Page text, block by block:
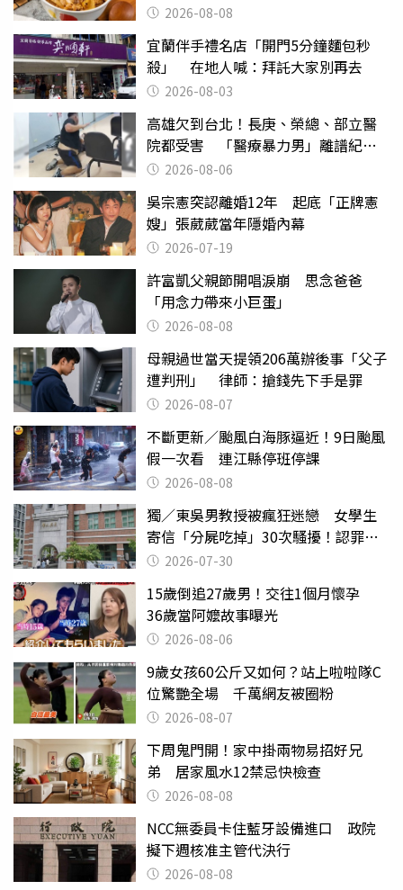
2026-08-08
宜蘭伴手禮名店「開門5分鐘麵包秒
殺」 在地人喊：拜託大家別再去
2026-08-03
高雄欠到台北！長庚、榮總、部立醫
院都受害 「醫療暴力男」離譜紀錄
曝光2026-08-06
吳宗憲突認離婚12年 起底「正牌憲
嫂」張葳葳當年隱婚內幕
2026-07-19
許富凱父親節開唱淚崩 思念爸爸
「用念力帶來小巨蛋」
2026-08-08
母親過世當天提領206萬辦後事「父子
遭判刑」 律師：搶錢先下手是罪
2026-08-07
不斷更新／颱風白海豚逼近！9日颱風
假一次看 連江縣停班停課
2026-08-08
獨／東吳男教授被瘋狂迷戀 女學生
寄信「分屍吃掉」30次騷擾！認罪免
關 2026-07-30
15歲倒追27歲男！交往1個月懷孕
36歲當阿嬤故事曝光
2026-08-06
9歲女孩60公斤又如何？站上啦啦隊C
位驚艷全場 千萬網友被圈粉
2026-08-07
下周鬼門開！家中掛兩物易招好兄
弟 居家風水12禁忌快檢查
2026-08-08
NCC無委員卡住藍牙設備進口 政院
擬下週核准主管代決行
2026-08-08